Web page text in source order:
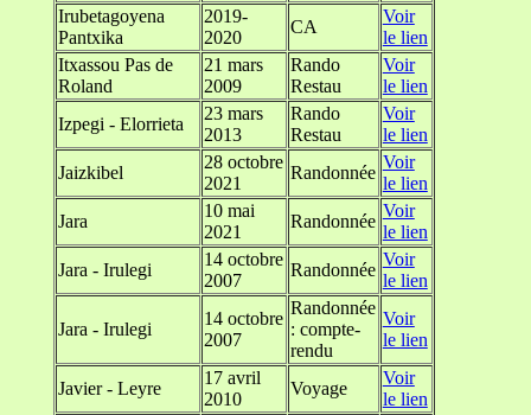
Irubetagoyena
Pantxika
2019-
2020
CA
Voir
le lien
Itxassou Pas de
Roland
21 mars
2009
Rando
Restau
Voir
le lien
Izpegi - Elorrieta
23 mars
2013
Rando
Restau
Voir
le lien
Jaizkibel
28 octobre
2021
Randonnée
Voir
le lien
Jara
10 mai
2021
Randonnée
Voir
le lien
Jara - Irulegi
14 octobre
2007
Randonnée
Voir
le lien
Jara - Irulegi
14 octobre
2007
Randonnée
: compte-
rendu
Voir
le lien
Javier - Leyre
17 avril
2010
Voyage
Voir
le lien